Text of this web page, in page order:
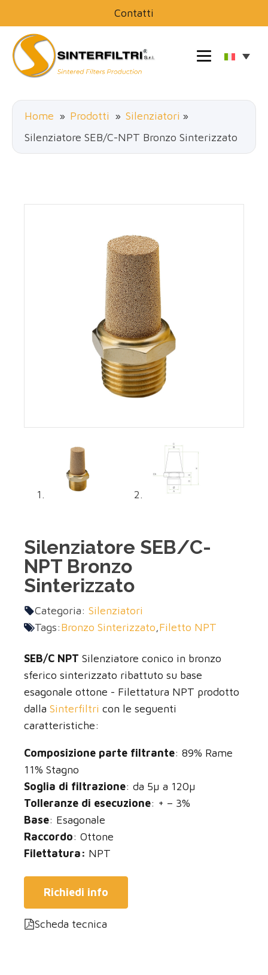
Contatti
Home » Prodotti » Silenziatori »
Silenziatore SEB/C-NPT Bronzo Sinterizzato
Silenziatore SEB/C-
NPT Bronzo
Sinterizzato
Categoria: Silenziatori
Tags:Bronzo Sinterizzato,Filetto NPT
SEB/C NPT Silenziatore conico in bronzo
sferico sinterizzato ribattuto su base
esagonale ottone - Filettatura NPT prodotto
dalla Sinterfiltri con le seguenti
caratteristiche:
Composizione parte filtrante: 89% Rame
11% Stagno
Soglia di filtrazione: da 5µ a 120µ
Tolleranze di esecuzione: + – 3%
Base: Esagonale
Raccordo: Ottone
Filettatura: NPT
Richiedi info
Scheda tecnica